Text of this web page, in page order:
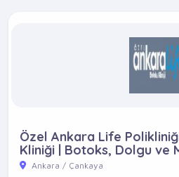
Özel Ankara Life
Kliniği | Botoks, Dolgu ve
Ankara / Çankaya